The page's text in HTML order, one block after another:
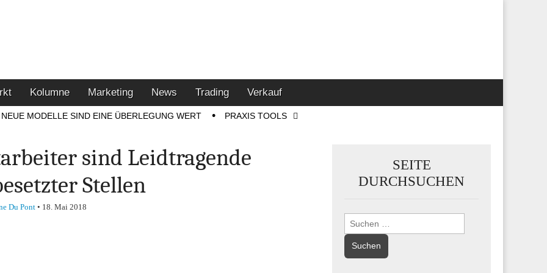
Kolumne Marketing News Trading Verkauf
NEUE MODELLE SIND EINE ÜBERLEGUNG WERT PRAXIS TOOLS
sind Leidtragende
Stellen
Du Pont• 18. Mai 2018
SEITE
DURCHSUCHEN
Suchen
nach: